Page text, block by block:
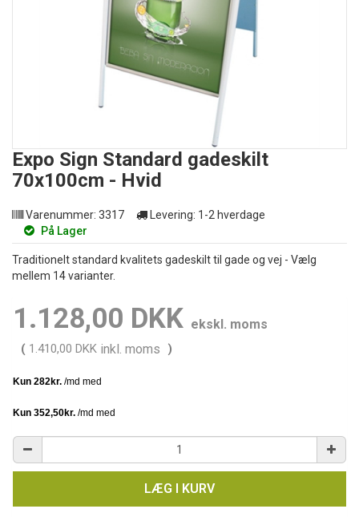
Expo Sign Standard gadeskilt
70x100cm - Hvid
Varenummer: 3317 Levering: 1-2 hverdage
På Lager
Traditionelt standard kvalitets gadeskilt til gade og vej - Vælg
mellem 14 varianter.
1.128,00 DKK ekskl. moms
( 1.410,00 DKK inkl. moms )
LÆG I KURV